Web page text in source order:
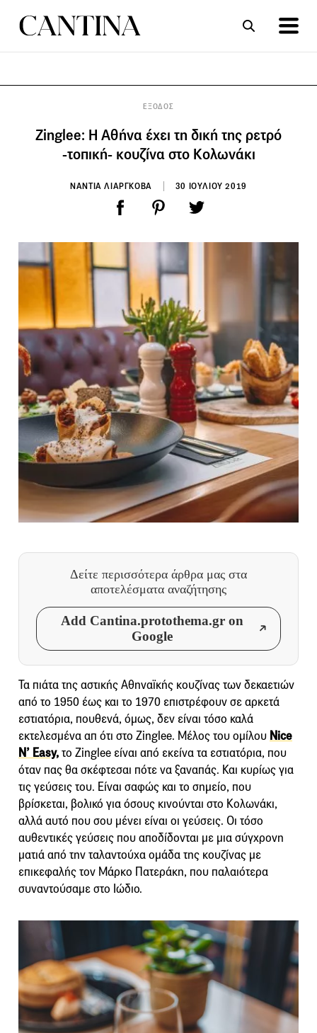
ΕΞΟΔΟΣ
Zinglee: H Αθήνα έχει τη δική της ρετρό
-τοπική- κουζίνα στο Κολωνάκι
ΝΑΝΤΙΑ ΛΙΑΡΓΚΟΒΑ 30 ΙΟΥΛΙΟΥ 2019
Δείτε περισσότερα άρθρα μας στα
αποτελέσματα αναζήτησης
Add Cantina.protothema.gr on
Google
Τα πιάτα της αστικής Αθηναϊκής κουζίνας των δεκαετιών
από το 1950 έως και το 1970 επιστρέφουν σε αρκετά
εστιατόρια, πουθενά, όμως, δεν είναι τόσο καλά
εκτελεσμένα απ ότι στο Zinglee. Μέλος του ομίλου Nice
N’ Easy,το Zinglee είναι από εκείνα τα εστιατόρια, που
όταν πας θα σκέφτεσαι πότε να ξαναπάς. Και κυρίως για
τις γεύσεις του. Είναι σαφώς και το σημείο, που
βρίσκεται, βολικό για όσους κινούνται στο Κολωνάκι,
αλλά αυτό που σου μένει είναι οι γεύσεις. Οι τόσο
αυθεντικές γεύσεις που αποδίδονται με μια σύγχρονη
ματιά από την ταλαντούχα ομάδα της κουζίνας με
επικεφαλής τον Μάρκο Πατεράκη, που παλαιότερα
συναντούσαμε στο Ιώδιο.